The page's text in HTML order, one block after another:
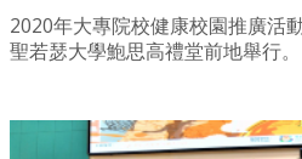
2020年大專院校健康校園推廣活
聖若瑟大學鮑思高禮堂前地舉行。